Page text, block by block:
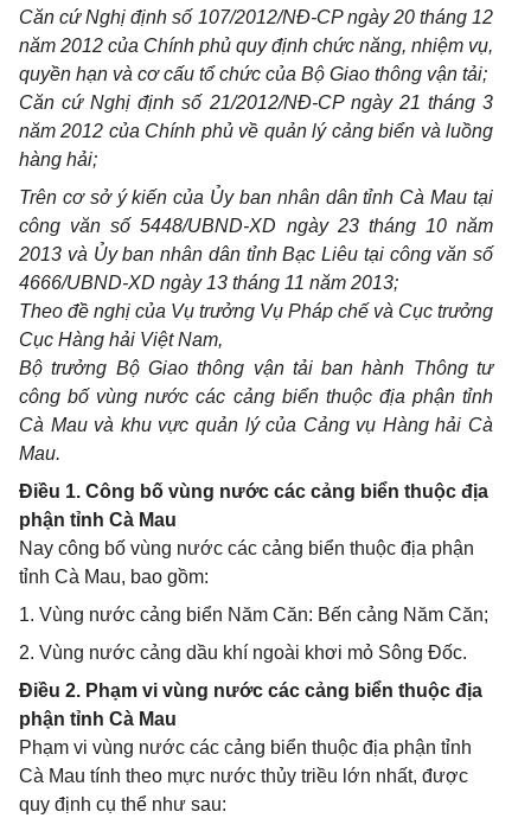
Căn cứ Nghị định số 107/2012/NĐ-CP ngày 20 tháng 12
năm 2012 của Chính phủ quy định chức năng, nhiệm vụ,
quyền hạn và cơ cấu tổchức của Bộ Giao thông vận tải;
Căn cứ Nghị định số 21/2012/NĐ-CP ngày 21 tháng 3
năm 2012 của Chính phủ về quản lý cảng biển và luồng
hàng hải;
Trên cơ sở ýkiến của Ủy ban nhân dân tỉnh Cà Mau tại
công văn số 5448/UBND-XD ngày 23 tháng 10 năm
2013 và Ủy ban nhân dân tỉnh Bạc Liêu tại công văn số
4666/UBND-XD ngày 13 tháng 11 năm 2013;
Theo đề nghị của Vụ trưởng Vụ Pháp chế và Cục trưởng
Cục Hàng hải Việt Nam,
Bộ trưởng Bộ Giao thông vận tải ban hành Thông tư
công bố vùng nước các cảng biển thuộc địa phận tỉnh
Cà Mau và khu vực quản lýcủa Cảng vụ Hàng hải Cà
Mau.
Điều 1. Công bố vùng nước các cảng biển thuộc địa
phận tỉnh Cà Mau
Nay công bố vùng nước các cảng biển thuộc địa phận
tỉnh Cà Mau, bao gồm:
1. Vùng nước cảng biển Năm Căn: Bến cảng Năm Căn;
2. Vùng nước cảng dầu khí ngoài khơi mỏ Sông Đốc.
Điều 2. Phạm vi vùng nước các cảng biển thuộc địa
phận tỉnh Cà Mau
Phạm vi vùng nước các cảng biển thuộc địa phận tỉnh
Cà Mau tính theo mực nước thủy triều lớn nhất, được
quy định cụ thể như sau: